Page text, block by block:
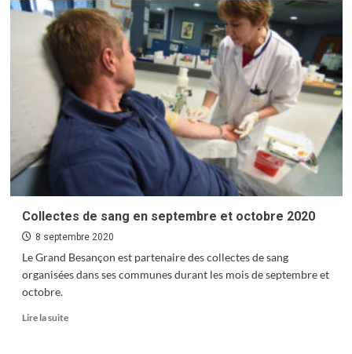
Rentrée
musicale
pour
Besançon
Collectes de sang en septembre et octobre 2020
8 septembre 2020
Le Grand Besançon est partenaire des collectes de sang
organisées dans ses communes durant les mois de septembre et
octobre.
Lire la suiteEn